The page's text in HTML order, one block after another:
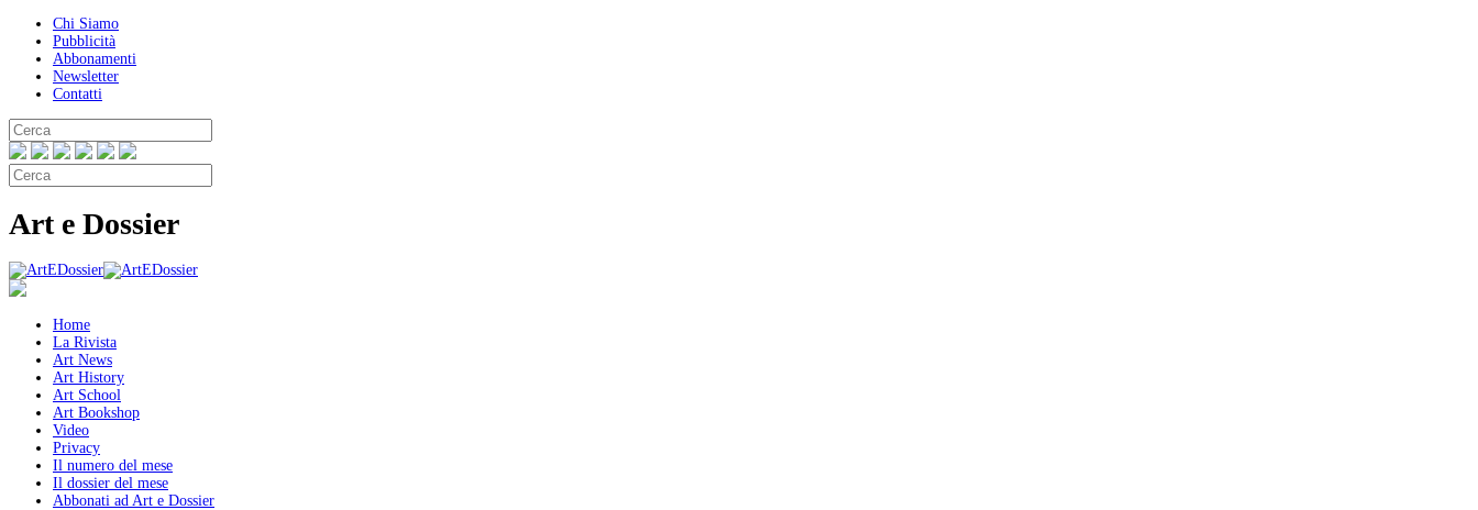
Chi Siamo
Pubblicità
Abbonamenti
Newsletter
Contatti
Art e Dossier
Home
La Rivista
Art News
Art History
Art School
Art Bookshop
Video
Privacy
Il numero del mese
Il dossier del mese
Abbonati ad Art e Dossier